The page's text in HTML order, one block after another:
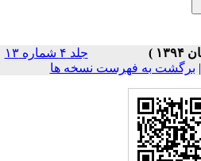
جلد ۴ شماره ۱۳
برگشت به فهرست نسخه ها